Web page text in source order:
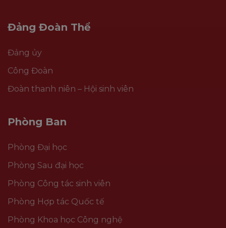
Đảng Đoàn Thể
Đảng ủy
Công Đoàn
Đoàn thanh niên – Hội sinh viên
Phòng Ban
Phòng Đại học
Phòng Sau đại học
Phòng Công tác sinh viên
Phòng Hợp tác Quốc tế
Phòng Khoa học Công nghệ